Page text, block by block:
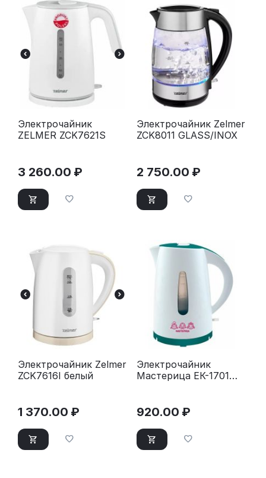
Электрочайник
ZELMER ZCK7621S
3 260.00 ₽
Электрочайник Zelmer
ZCK8011 GLASS/INOX
2 750.00 ₽
Электрочайник Zelmer
ZCK7616I белый
1 370.00 ₽
Электрочайник
Мастерица ЕК-1701M
920.00 ₽